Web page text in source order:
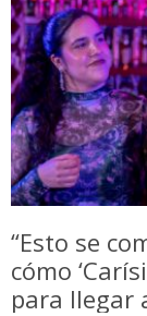
“Esto se
cómo
para llegar